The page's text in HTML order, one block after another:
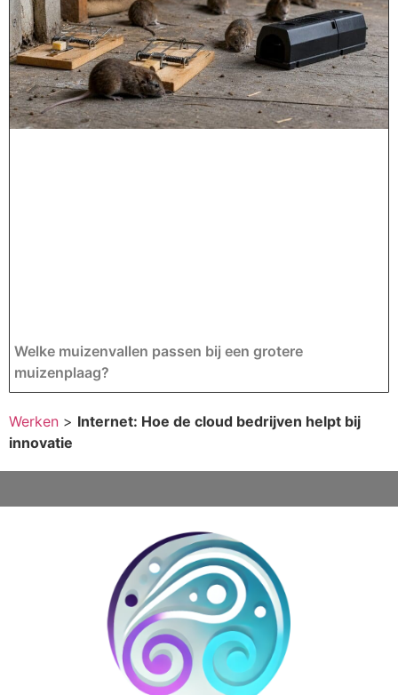
Welke muizenvallen passen bij een grotere
muizenplaag?
Werken > Internet: Hoe de cloud bedrijven helpt bij
innovatie